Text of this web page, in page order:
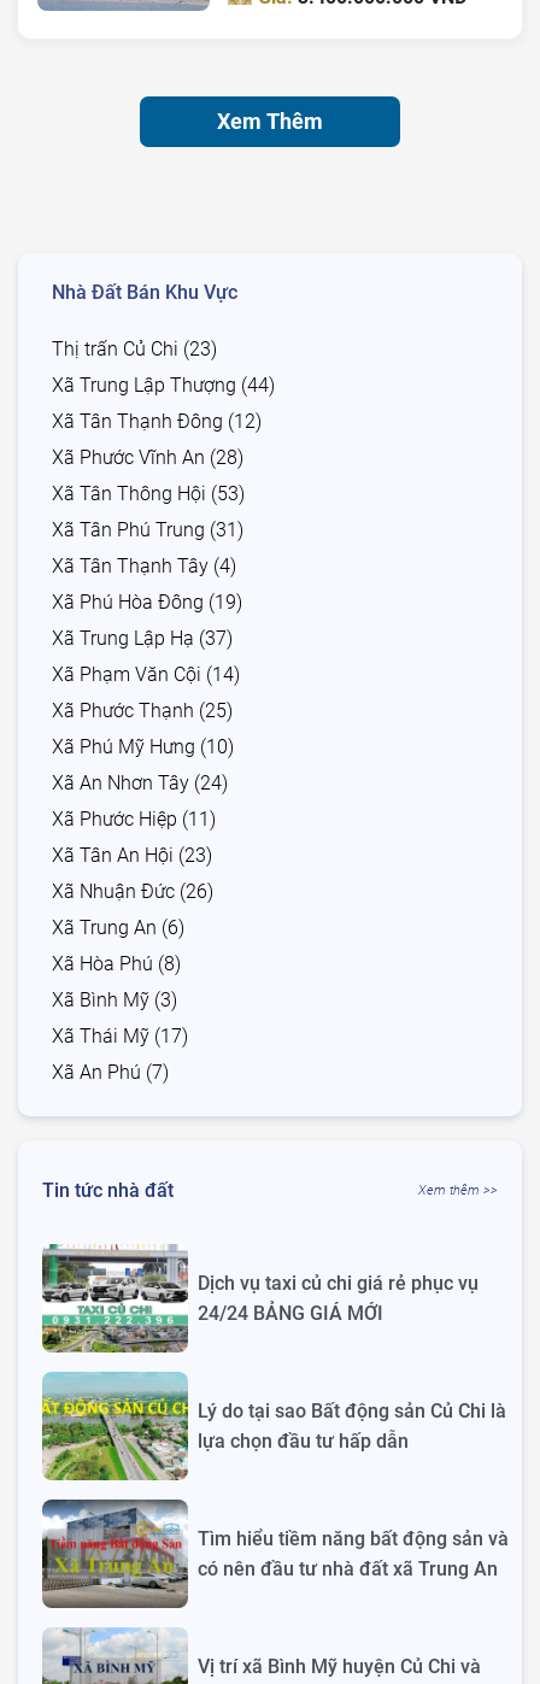
Xem Thêm
Nhà Đất Bán Khu Vực
Thị trấn Củ Chi (23)
Xã Trung Lập Thượng (44)
Xã Tân Thạnh Đông (12)
Xã Phước Vĩnh An (28)
Xã Tân Thông Hội (53)
Xã Tân Phú Trung (31)
Xã Tân Thạnh Tây (4)
Xã Phú Hòa Đông (19)
Xã Trung Lập Hạ (37)
Xã Phạm Văn Cội (14)
Xã Phước Thạnh (25)
Xã Phú Mỹ Hưng (10)
Xã An Nhơn Tây (24)
Xã Phước Hiệp (11)
Xã Tân An Hội (23)
Xã Nhuận Đức (26)
Xã Trung An (6)
Xã Hòa Phú (8)
Xã Bình Mỹ (3)
Xã Thái Mỹ (17)
Xã An Phú (7)
Tin tức nhà đất Xem thêm >>
Dịch vụ taxi củ chi giá rẻ phục vụ
24/24 BẢNG GIÁ MỚI
Lý do tại sao Bất động sản Củ Chi là
lựa chọn đầu tư hấp dẫn
Tìm hiểu tiềm năng bất động sản và
có nên đầu tư nhà đất xã Trung An
Vị trí xã Bình Mỹ huyện Củ Chi và